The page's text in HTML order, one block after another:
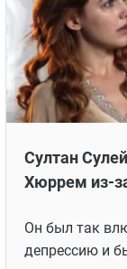
Султан
Хюррем из-
Он был так
депрессию и